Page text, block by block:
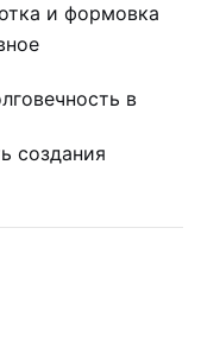
и формовка
в
создания